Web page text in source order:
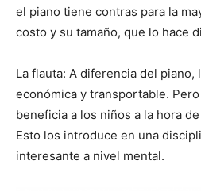
el piano tiene contras para la
costo y su tamaño, que lo hace
La flauta: A diferencia del piano,
económica y transportable.
beneficia a los niños a la hora
Esto los introduce en una
interesante a nivel mental.